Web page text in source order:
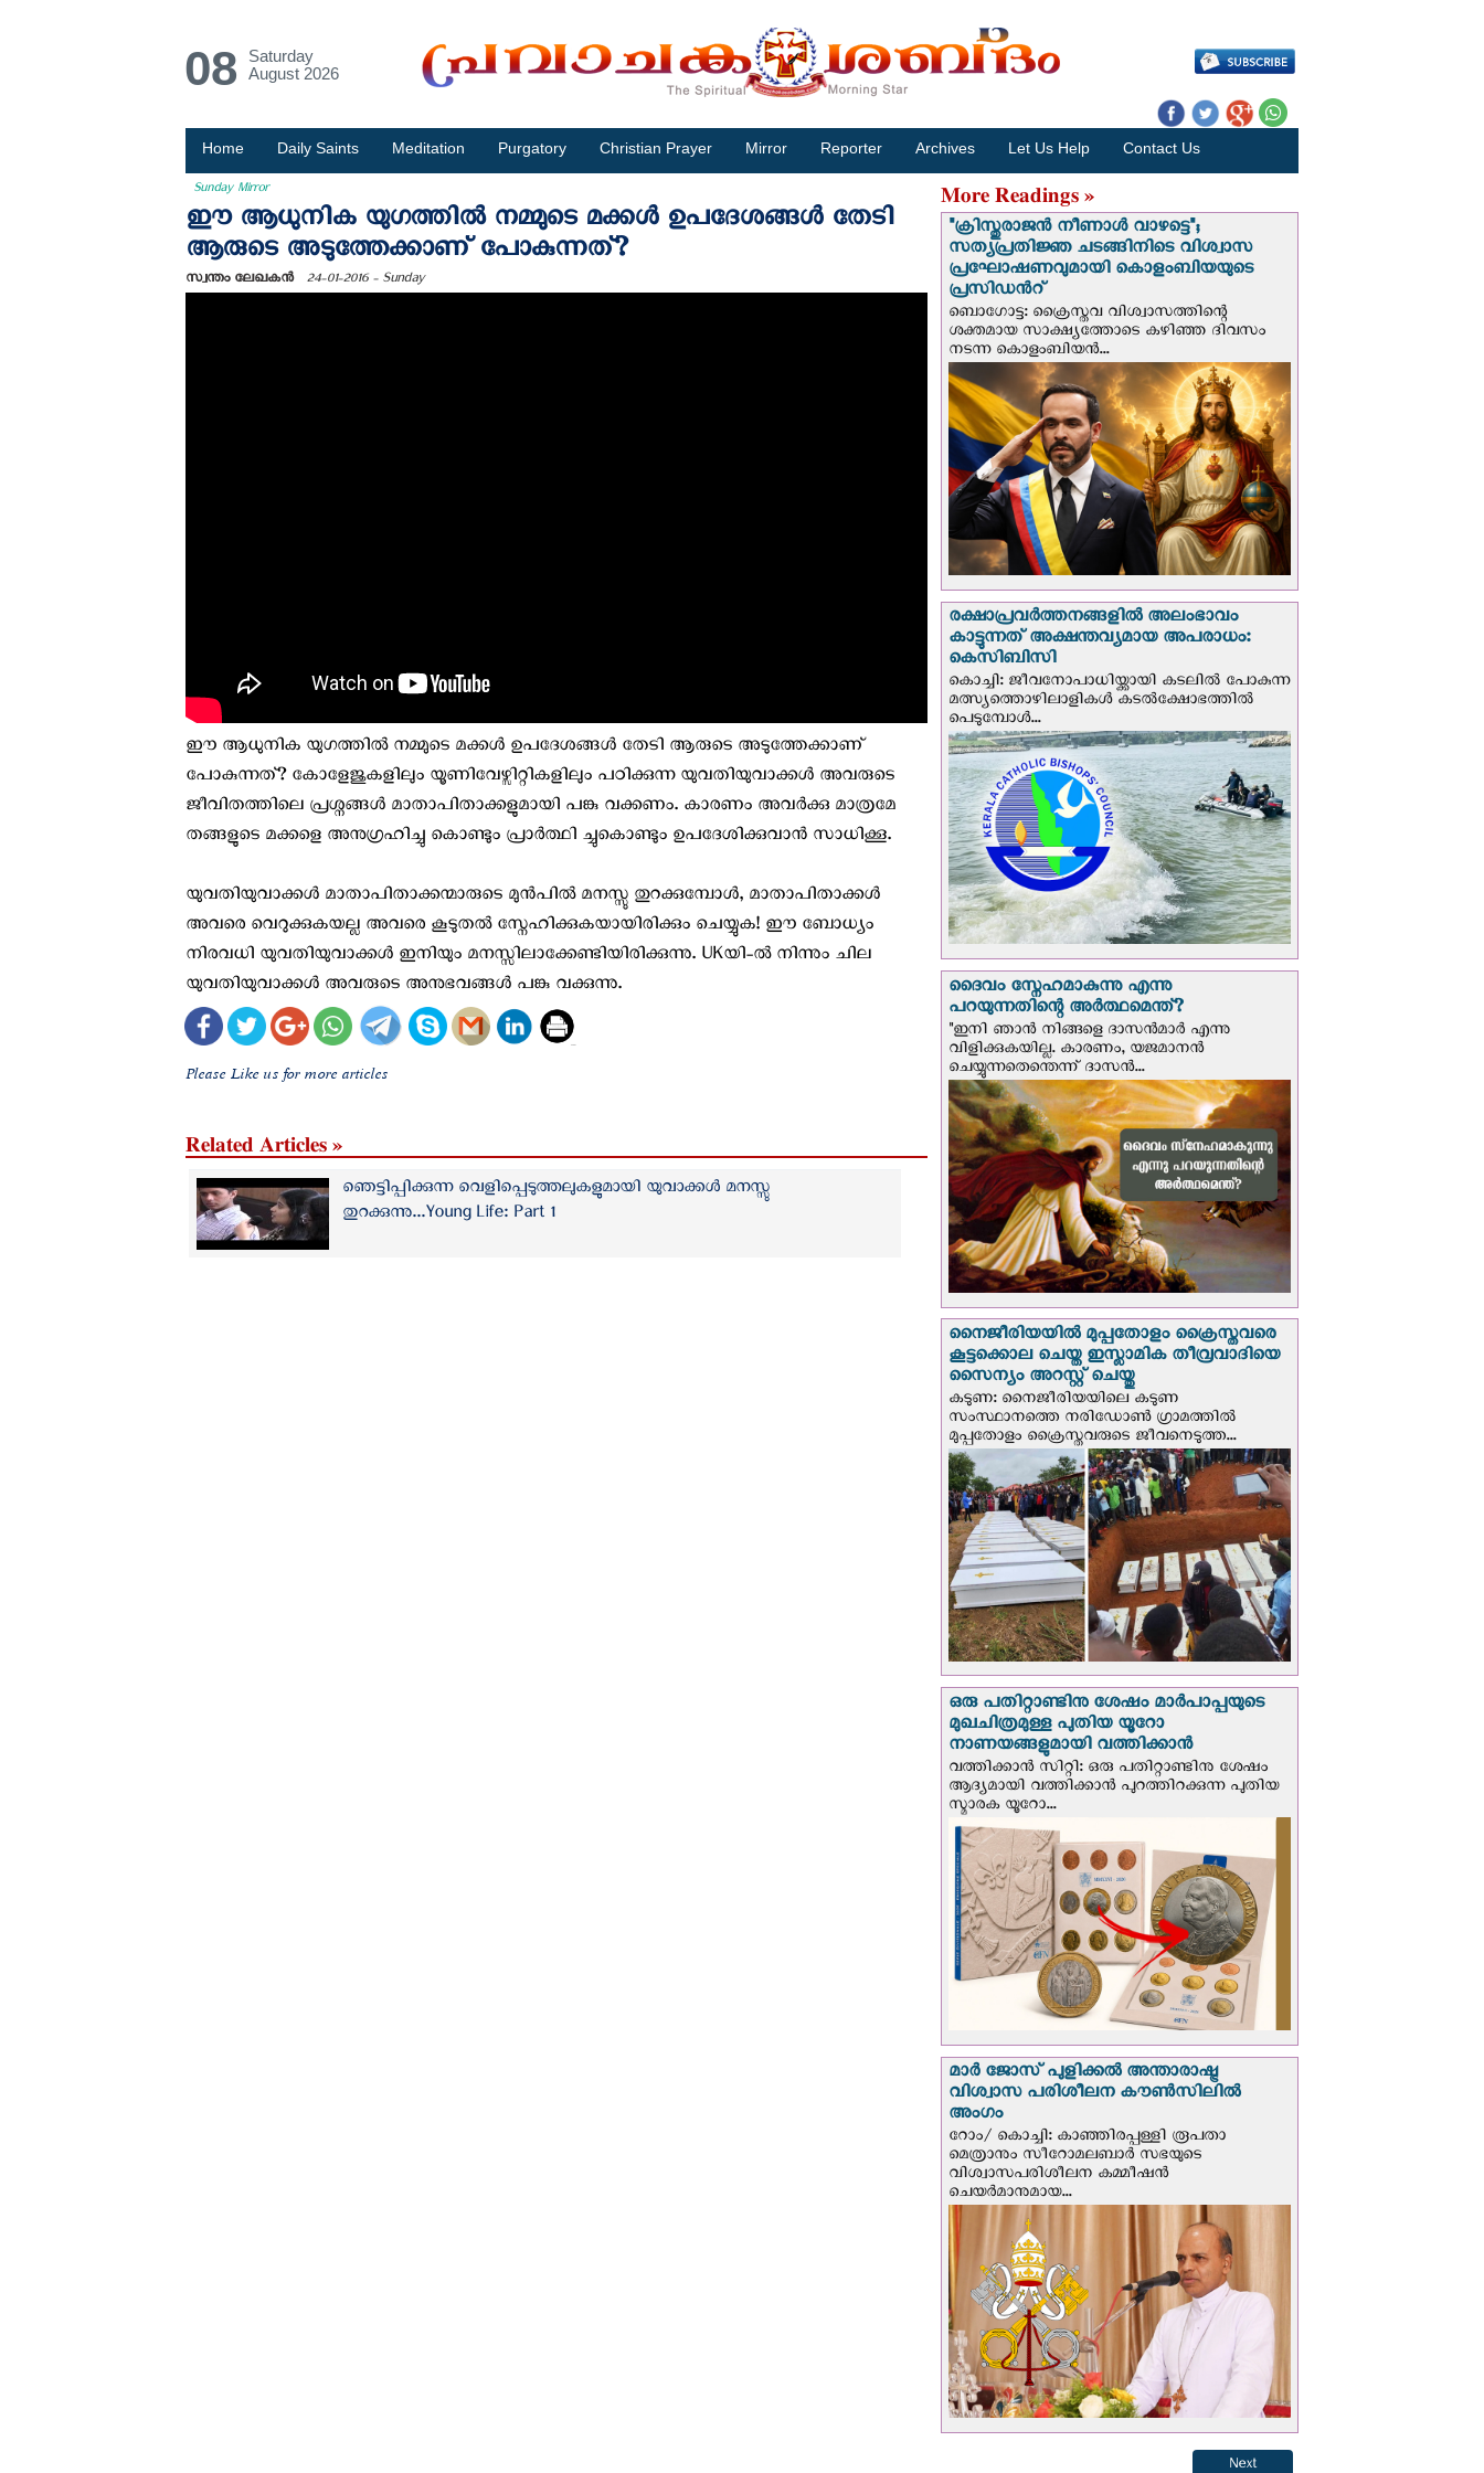
08
Saturday
August 2026
Home Daily Saints Meditation Purgatory Christian Prayer Mirror Reporter Archives Let Us Help Contact Us
Sunday Mirror
ഈ ആധുനിക യുഗത്തിൽ നമ്മുടെ മക്കൾ ഉപദേശങ്ങൾ തേടി
ആരുടെ അടുത്തേക്കാണ് പോകുന്നത്?
സ്വന്തം ലേഖകൻ 24-01-2016 - Sunday
ഈ ആധുനിക യുഗത്തിൽ നമ്മുടെ മക്കൾ ഉപദേശങ്ങൾ തേടി ആരുടെ അടുത്തേക്കാണ്
പോകുന്നത്? കോളേജുകളിലും യൂണിവേഴ്സിറ്റികളിലും പഠിക്കുന്ന യുവതിയുവാക്കൾ അവരുടെ
ജീവിതത്തിലെ പ്രശ്നങ്ങൾ മാതാപിതാക്കളുമായി പങ്കു വക്കണം. കാരണം അവർക്കു മാത്രമേ
തങ്ങളുടെ മക്കളെ അനുഗ്രഹിച്ചു കൊണ്ടും പ്രാർത്ഥി ച്ചുകൊണ്ടും ഉപദേശിക്കുവാൻ സാധിക്കൂ.
യുവതിയുവാക്കൾ മാതാപിതാക്കന്മാരുടെ മുൻപിൽ മനസ്സു തുറക്കുമ്പോൾ, മാതാപിതാക്കൾ
അവരെ വെറുക്കുകയല്ല അവരെ കൂടുതൽ സ്നേഹിക്കുകയായിരിക്കും ചെയ്യുക! ഈ ബോധ്യം
നിരവധി യുവതിയുവാക്കൾ ഇനിയും മനസ്സിലാക്കേണ്ടിയിരിക്കുന്നു. UKയി-ൽ നിന്നും ചില
യുവതിയുവാക്കൾ അവരുടെ അനുഭവങ്ങൾ പങ്കു വക്കുന്നു.
Please Like us for more articles
Related Articles »
ഞെട്ടിപ്പിക്കുന്ന വെളിപ്പെടുത്തലുകളുമായി യുവാക്കൾ മനസ്സു
തുറക്കുന്നു...Young Life: Part 1
More Readings »
"ക്രിസ്തുരാജന്‍ നീണാള്‍ വാഴട്ടെ";
സത്യപ്രതിജ്ഞ ചടങ്ങിനിടെ വിശ്വാസ
പ്രഘോഷണവുമായി കൊളംബിയയുടെ
പ്രസിഡന്‍റ്
ബൊഗോട്ട: ക്രൈസ്തവ വിശ്വാസത്തിന്റെ
ശക്തമായ സാക്ഷ്യത്തോടെ കഴിഞ്ഞ ദിവസം
നടന്ന കൊളംബിയന്‍...
രക്ഷാപ്രവര്‍ത്തനങ്ങളില്‍ അലംഭാവം
കാട്ടുന്നത് അക്ഷന്തവ്യമായ അപരാധം:
കെസിബിസി
കൊച്ചി: ജീവനോപാധിയ്ക്കായി കടലില്‍ പോകുന്ന
മത്സ്യത്തൊഴിലാളികള്‍ കടല്‍ക്ഷോഭത്തില്‍
പെടുമ്പോള്‍...
ദൈവം സ്നേഹമാകുന്നു എന്നു
പറയുന്നതിന്റെ അർത്ഥമെന്ത്?
"ഇനി ഞാന്‍ നിങ്ങളെ ദാസന്‍മാര്‍ എന്നു
വിളിക്കുകയില്ല. കാരണം, യജമാനന്‍
ചെയ്യുന്നതെന്തെന്ന് ദാസന്‍...
നൈജീരിയയില്‍ മുപ്പതോളം ക്രൈസ്തവരെ
കൂട്ടക്കൊല ചെയ്ത ഇസ്ലാമിക തീവ്രവാദിയെ
സൈന്യം അറസ്റ്റ് ചെയ്തു
കടുണ: നൈജീരിയയിലെ കടുണ
സംസ്ഥാനത്തെ നരിഡോൺ ഗ്രാമത്തിൽ
മുപ്പതോളം ക്രൈസ്തവരുടെ ജീവനെടുത്ത...
ഒരു പതിറ്റാണ്ടിനു ശേഷം മാർപാപ്പയുടെ
മുഖചിത്രമുള്ള പുതിയ യൂറോ
നാണയങ്ങളുമായി വത്തിക്കാന്‍
വത്തിക്കാന്‍ സിറ്റി: ഒരു പതിറ്റാണ്ടിനു ശേഷം
ആദ്യമായി വത്തിക്കാൻ പുറത്തിറക്കുന്ന പുതിയ
സ്മാരക യൂറോ...
മാർ ജോസ് പുളിക്കൽ അന്താരാഷ്ട്ര
വിശ്വാസ പരിശീലന കൗൺസിലിൽ
അംഗം
റോം/ കൊച്ചി: കാഞ്ഞിരപ്പള്ളി രൂപതാ
മെത്രാനും സീറോമലബാർ സഭയുടെ
വിശ്വാസപരിശീലന കമ്മീഷൻ
ചെയർമാനുമായ...
Next